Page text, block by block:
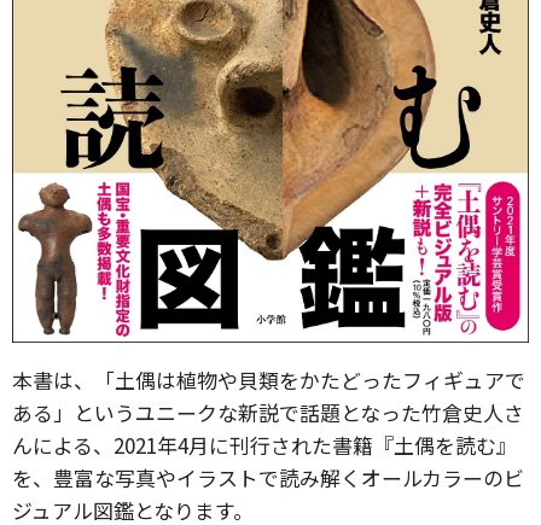
本書は、「土偶は植物や貝類をかたどったフィギュアで
ある」というユニークな新説で話題となった竹倉史人さ
んによる、2021年4月に刊行された書籍『土偶を読む』
を、豊富な写真やイラストで読み解くオールカラーのビ
ジュアル図鑑となります。